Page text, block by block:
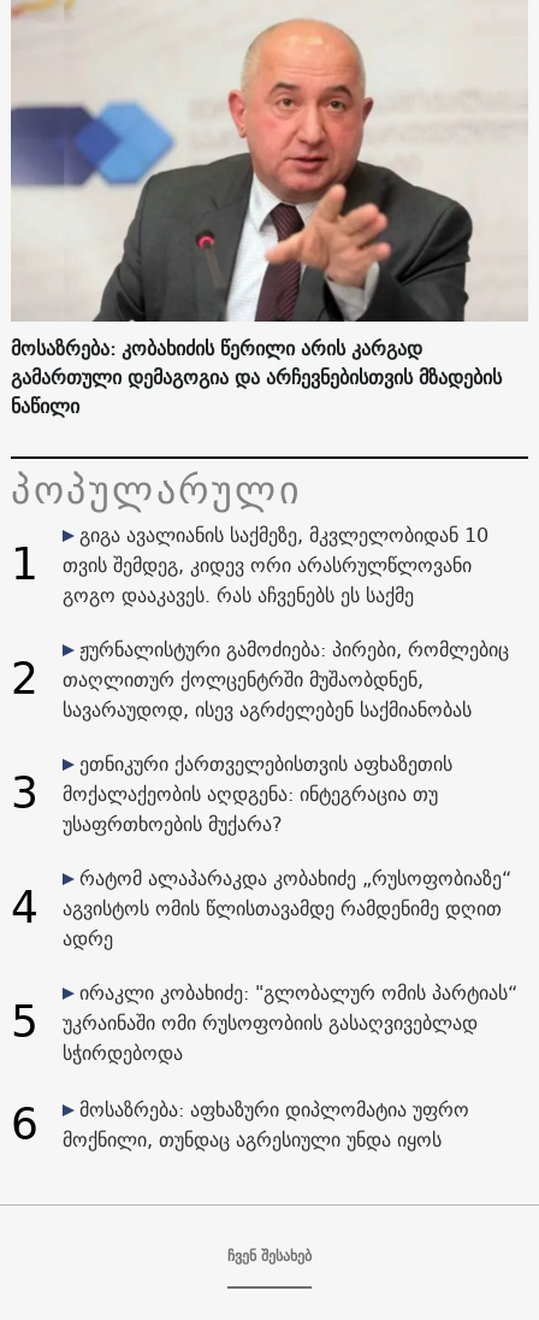
მოსაზრება: კობახიძის წერილი არის კარგად
გამართული დემაგოგია და არჩევნებისთვის მზადების
ნაწილი
პოპულარული
1
გიგა ავალიანის საქმეზე, მკვლელობიდან 10
თვის შემდეგ, კიდევ ორი არასრულწლოვანი
გოგო დააკავეს. რას აჩვენებს ეს საქმე
2
ჟურნალისტური გამოძიება: პირები, რომლებიც
თაღლითურ ქოლცენტრში მუშაობდნენ,
სავარაუდოდ, ისევ აგრძელებენ საქმიანობას
3
ეთნიკური ქართველებისთვის აფხაზეთის
მოქალაქეობის აღდგენა: ინტეგრაცია თუ
უსაფრთხოების მუქარა?
4
რატომ ალაპარაკდა კობახიძე „რუსოფობიაზე“
აგვისტოს ომის წლისთავამდე რამდენიმე დღით
ადრე
5
ირაკლი კობახიძე: "გლობალურ ომის პარტიას“
უკრაინაში ომი რუსოფობიის გასაღვივებლად
სჭირდებოდა
6
მოსაზრება: აფხაზური დიპლომატია უფრო
მოქნილი, თუნდაც აგრესიული უნდა იყოს
ჩვენ შესახებ